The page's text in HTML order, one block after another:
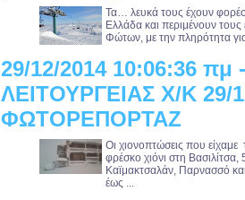
Τα… λευκά τους έχουν
Ελλάδα και περιμένουν
Φώτων, με την πληρότητα
29/12/2014 10:06:36
ΛΕΙΤΟΥΡΓΕΙΑΣ Χ/Κ 29/
ΦΩΤΟΡΕΠΟΡΤΑΖ
Oι χιονοπτώσεις που
φρέσκο χιόνι στη
Καϊμακτσαλάν, Παρνασσό
έως ...